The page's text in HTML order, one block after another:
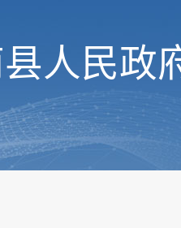
人民政